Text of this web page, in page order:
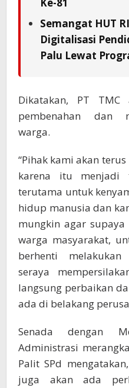
Ke-81
Semangat HUT
Digitalisasi
Palu Lewat
Dikatakan, PT TMC
pembenahan dan
warga.
“Pihak kami akan
karena itu menjadi
terutama untuk
hidup manusia dan
mungkin agar
warga masyarakat,
berhenti melakukan
seraya
langsung perbaikan
ada di belakang
Senada dengan
Administrasi
Palit SPd
juga akan ada